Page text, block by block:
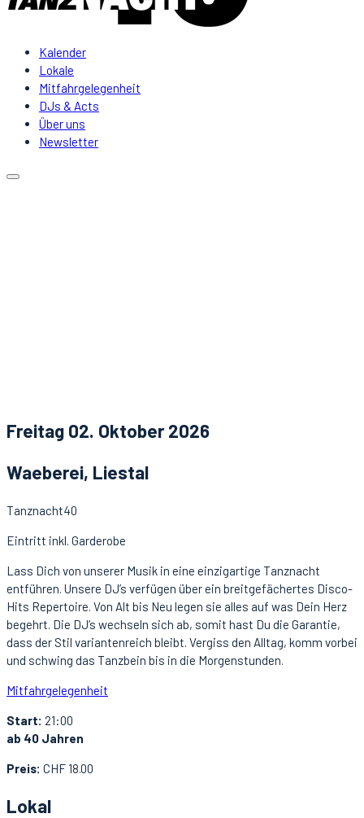
Kalender
Lokale
Mitfahrgelegenheit
DJs & Acts
Über uns
Newsletter
Freitag 02. Oktober 2026
Waeberei, Liestal
Tanznacht40
Eintritt inkl. Garderobe
Lass Dich von unserer Musik in eine einzigartige Tanznacht
entführen. Unsere DJ’s verfügen über ein breitgefächertes Disco-
Hits Repertoire. Von Alt bis Neu legen sie alles auf was Dein Herz
begehrt. Die DJ’s wechseln sich ab, somit hast Du die Garantie,
dass der Stil variantenreich bleibt. Vergiss den Alltag, komm vorbei
und schwing das Tanzbein bis in die Morgenstunden.
Mitfahrgelegenheit
Start: 21:00
ab 40 Jahren
Preis: CHF 18.00
Lokal